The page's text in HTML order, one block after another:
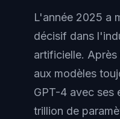
L'année 2025 a
décisif dans
artificielle.
aux modèles
GPT-4 avec ses
trillion de